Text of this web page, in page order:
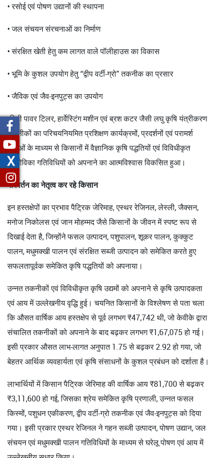
• रसोई एवं पोषण उद्यानों की स्थापना
• जल संचयन संरचनाओं का निर्माण
• संरक्षित खेती हेतु कम लागत वाले पॉलीहाउस का विकास
• भूमि के कुशल उपयोग हेतु “द्वीप वर्टी-ग्रो” तकनीक का प्रसार
• जैविक एवं जैव-इनपुट्स का उपयोग
•मिनी पावर टिलर, हार्वेस्टिंग मशीन एवं ब्रश कटर जैसी लघु कृषि यंत्रीकरण
तकनीकों का परिचयनियमित प्रशिक्षण कार्यक्रमों, प्रदर्शनों एवं परामर्श
सेवाओं के माध्यम से किसानों में वैज्ञानिक कृषि पद्धतियों एवं विविधीकृत
आजीविका गतिविधियों को अपनाने का आत्मविश्वास विकसित हुआ।
परिवर्तन का नेतृत्व कर रहे किसान
इन हस्तक्षेपों का प्रभाव पैट्रिक जेरिमाह, एस्थर रेजिनल, लेस्ली, जैक्सन,
मनोज निकोलस एवं जान मोहम्मद जैसे किसानों के जीवन में स्पष्ट रूप से
दिखाई देता है, जिन्होंने फसल उत्पादन, पशुपालन, शूकर पालन, कुक्कुट
पालन, मधुमक्खी पालन एवं संरक्षित सब्जी उत्पादन को समेकित करते हुए
सफलतापूर्वक समेकित कृषि पद्धतियों को अपनाया।
उन्नत तकनीकों एवं विविधीकृत कृषि उद्यमों को अपनाने से कृषि उत्पादकता
एवं आय में उल्लेखनीय वृद्धि हुई। चयनित किसानों के विश्लेषण से पता चला
कि औसत वार्षिक आय हस्तक्षेप से पूर्व लगभग ₹47,742 थी, जो केवीके द्वारा
संचालित तकनीकों को अपनाने के बाद बढ़कर लगभग ₹1,67,075 हो गई।
इसी प्रकार औसत लाभ-लागत अनुपात 1.75 से बढ़कर 2.92 हो गया, जो
बेहतर आर्थिक व्यवहार्यता एवं कृषि संसाधनों के कुशल प्रबंधन को दर्शाता है।
लाभार्थियों में किसान पैट्रिक जेरिमाह की वार्षिक आय ₹81,700 से बढ़कर
₹3,11,600 हो गई, जिसका श्रेय समेकित कृषि प्रणाली, उन्नत फसल
किस्मों, पशुधन एकीकरण, द्वीप वर्टी-ग्रो तकनीक एवं जैव-इनपुट्स को दिया
गया। इसी प्रकार एस्थर रेजिनल ने गहन सब्जी उत्पादन, पोषण उद्यान, जल
संचयन एवं मधुमक्खी पालन गतिविधियों के माध्यम से घरेलू पोषण एवं आय में
X